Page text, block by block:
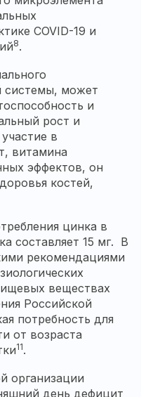
COVID-19 и
8.
системы, может
и
рост и
в
витамина
эффектов, он
костей,
цинка в
составляет 15 мг. В
рекомендациями
веществах
Российской
потребность для
от возраста
11.
организации
день дефицит